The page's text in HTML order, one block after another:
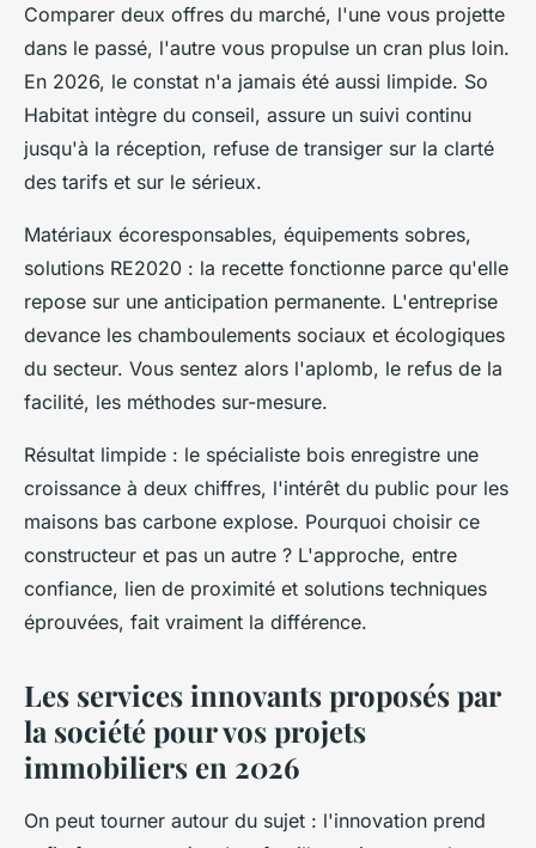
Comparer deux offres du marché, l'une vous projette
dans le passé, l'autre vous propulse un cran plus loin.
En 2026, le constat n'a jamais été aussi limpide. So
Habitat intègre du conseil, assure un suivi continu
jusqu'à la réception, refuse de transiger sur la clarté
des tarifs et sur le sérieux.
Matériaux écoresponsables, équipements sobres,
solutions RE2020 : la recette fonctionne parce qu'elle
repose sur une anticipation permanente. L'entreprise
devance les chamboulements sociaux et écologiques
du secteur. Vous sentez alors l'aplomb, le refus de la
facilité, les méthodes sur-mesure.
Résultat limpide : le spécialiste bois enregistre une
croissance à deux chiffres, l'intérêt du public pour les
maisons bas carbone explose. Pourquoi choisir ce
constructeur et pas un autre ? L'approche, entre
confiance, lien de proximité et solutions techniques
éprouvées, fait vraiment la différence.
Les services innovants proposés par
la société pour vos projets
immobiliers en 2026
On peut tourner autour du sujet : l'innovation prend